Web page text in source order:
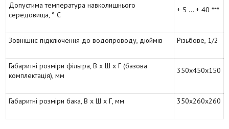
Допустима температура навколишнього
середовища, ° С
+ 5 ... + 40 ***
Зовнішнє підключення до водопроводу, дюймів Різьбове, 1/2
Габаритні розміри фільтра, В х Ш х Г (базова
комплектація), мм
350х450х150
Габаритні розміри бака, В х Ш х Г, мм 350х260х260